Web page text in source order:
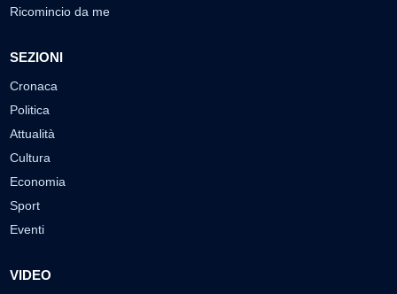
Ricomincio da me
SEZIONI
Cronaca
Politica
Attualità
Cultura
Economia
Sport
Eventi
VIDEO